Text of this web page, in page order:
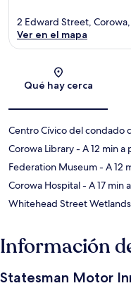
2 Edward Street,
Ver en el mapa
Qué hay cerca
Centro Cívico del condado
Corowa Library- A 12 min a
Federation Museum- A 12
Corowa Hospital- A 17 min
Whitehead Street Wetlands
Información
Statesman Motor